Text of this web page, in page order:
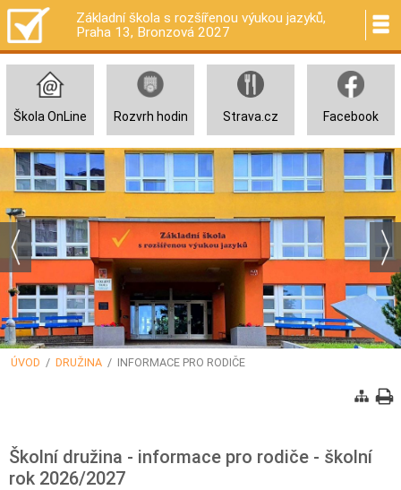
Škola OnLine Rozvrh hodin Strava.cz Facebook
Základní škola s rozšířenou výukou jazyků,
Praha 13, Bronzová 2027
ÚVOD / DRUŽINA / INFORMACE PRO RODIČE
Školní družina - informace pro rodiče - školní
rok 2026/2027